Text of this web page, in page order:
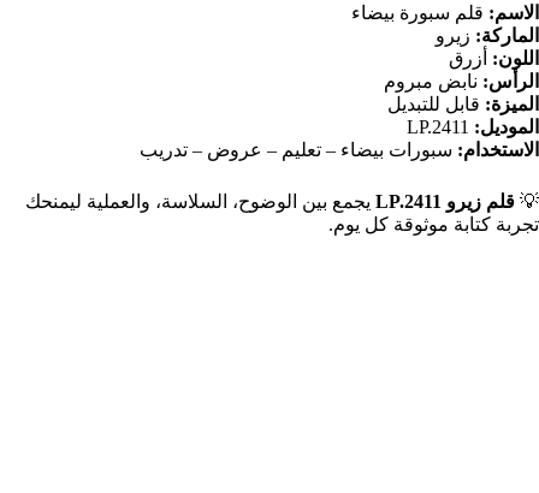
الاسم: قلم سبورة بيضاء
الماركة: زيرو
اللون: أزرق
الرأس: نابض مبروم
الميزة: قابل للتبديل
الموديل:
الاستخدام: سبورات بيضاء – تعليم – عروض – تدريب
💡 قلم زيرو LP.2411
يجمع بين الوضوح، السلاسة، والعملية ليمنحك
تجربة كتابة موثوقة كل يوم.